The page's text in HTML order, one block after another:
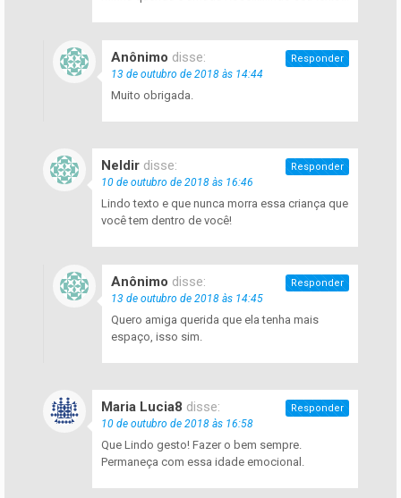
Anônimo disse:
13 de outubro de 2018 às 14:44
Muito obrigada.
Responder
Neldir disse:
10 de outubro de 2018 às 16:46
Lindo texto e que nunca morra essa criança que
você tem dentro de você!
Responder
Anônimo disse:
13 de outubro de 2018 às 14:45
Quero amiga querida que ela tenha mais
espaço, isso sim.
Responder
Maria Lucia8 disse:
10 de outubro de 2018 às 16:58
Que Lindo gesto! Fazer o bem sempre.
Permaneça com essa idade emocional.
Responder